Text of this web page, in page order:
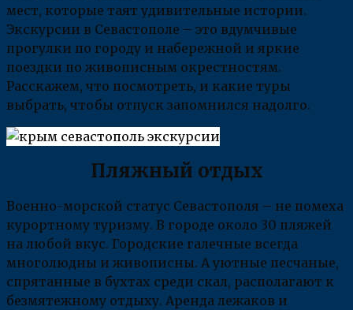
мест, которые таят удивительные истории.
Экскурсии в Севастополе – это вдумчивые
прогулки по городу и набережной и яркие
поездки по живописным окрестностям.
Расскажем, что посмотреть, и какие туры
выбрать, чтобы отпуск запомнился надолго.
Пляжный отдых
Военно-морской статус Севастополя – не помеха
курортному туризму. В городе около 30 пляжей
на любой вкус. Городские галечные всегда
многолюдны и живописны. А уютные песчаные,
спрятанные в бухтах среди скал, располагают к
безмятежному отдыху. Аренда лежаков и